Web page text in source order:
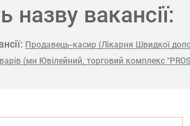
назву вакансії:
Продавець-касир (Лікарня Швидкої
(мн Ювілейний, торговий комплекс